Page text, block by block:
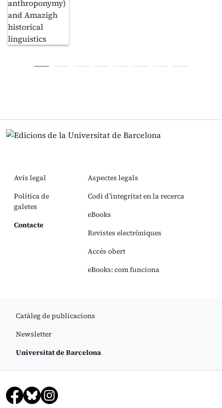
Avís legal
Política de
galetes
Contacte
Aspectes legals
Codi d’integritat en la recerca
eBooks
Revistes electròniques
Accés obert
eBooks: com funciona
Catàleg de publicacions
Newsletter
Universitat de Barcelona